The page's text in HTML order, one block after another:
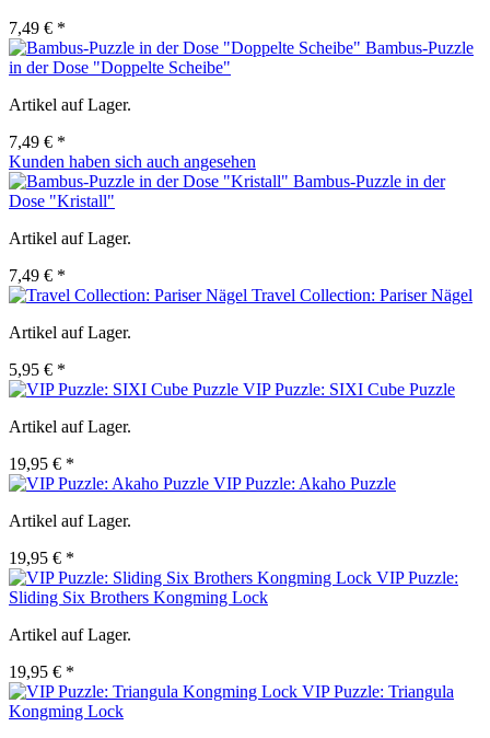
7,49 € *
Bambus-Puzzle
in der Dose "Doppelte Scheibe"
Artikel auf Lager.
7,49 € *
Kunden haben sich auch angesehen
Bambus-Puzzle in der
Dose "Kristall"
Artikel auf Lager.
7,49 € *
Travel Collection: Pariser Nägel
Artikel auf Lager.
5,95 € *
VIP Puzzle: SIXI Cube Puzzle
Artikel auf Lager.
19,95 € *
VIP Puzzle: Akaho Puzzle
Artikel auf Lager.
19,95 € *
VIP Puzzle:
Sliding Six Brothers Kongming Lock
Artikel auf Lager.
19,95 € *
VIP Puzzle: Triangula
Kongming Lock